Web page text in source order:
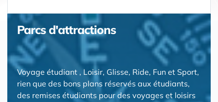
Parcs d'attractions
Voyage étudiant , Loisir, Glisse, Ride, Fun et Sport,
rien que des bons plans réservés aux étudiants,
des remises étudiants pour des voyages et loisirs